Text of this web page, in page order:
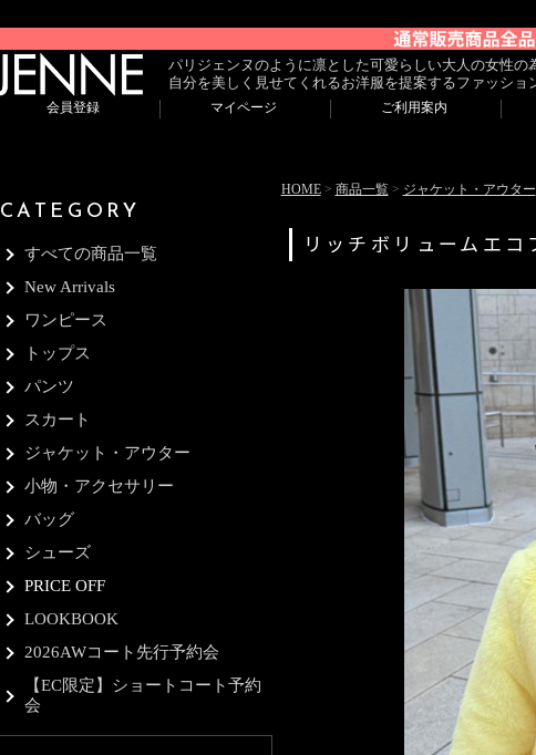
パリジェンヌのように凛とした可愛らしい大人の女性の
自分を美しく見せてくれるお洋服を提案するファッショ
会員登録 マイページ ご利用案内
CATEGORY
すべての商品一覧
New Arrivals
ワンピース
トップス
パンツ
スカート
ジャケット・アウター
小物・アクセサリー
バッグ
シューズ
PRICE OFF
LOOKBOOK
2026AWコート先行予約会
【EC限定】ショートコート予約
会
HOME> 商品一覧> ジャケット・アウター
リッチボリュームエ